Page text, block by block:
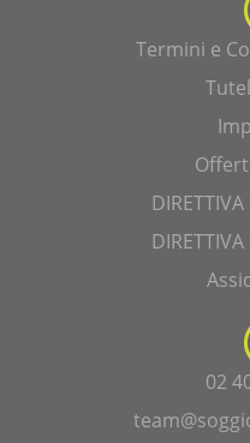
Termini e
02